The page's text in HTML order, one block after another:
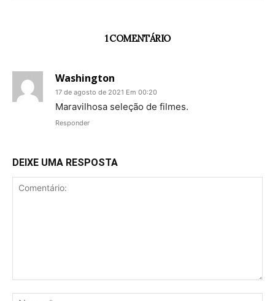
1 COMENTÁRIO
Washington
17 de agosto de 2021 Em 00:20
Maravilhosa seleção de filmes.
Responder
DEIXE UMA RESPOSTA